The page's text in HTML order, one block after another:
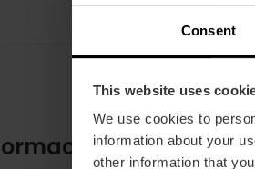
Consent
This website uses
We use cookies to
information about your
other information that
práctica